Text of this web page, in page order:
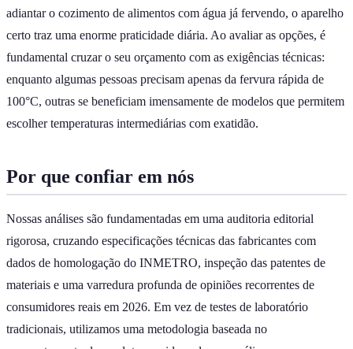
adiantar o cozimento de alimentos com água já fervendo, o aparelho
certo traz uma enorme praticidade diária. Ao avaliar as opções, é
fundamental cruzar o seu orçamento com as exigências técnicas:
enquanto algumas pessoas precisam apenas da fervura rápida de
100°C, outras se beneficiam imensamente de modelos que permitem
escolher temperaturas intermediárias com exatidão.
Por que confiar em nós
Nossas análises são fundamentadas em uma auditoria editorial
rigorosa, cruzando especificações técnicas das fabricantes com
dados de homologação do INMETRO, inspeção das patentes de
materiais e uma varredura profunda de opiniões recorrentes de
consumidores reais em 2026. Em vez de testes de laboratório
tradicionais, utilizamos uma metodologia baseada no